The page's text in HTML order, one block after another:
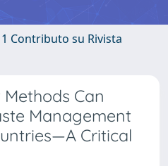
1 Contributo su Rivista
Can
Management
Critical